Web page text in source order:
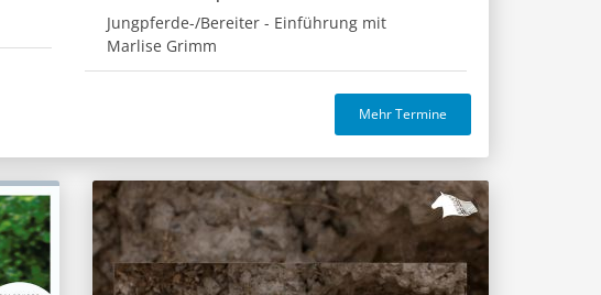
Jungpferde-/Bereiter - Einführung mit
Marlise Grimm
Mehr Termine